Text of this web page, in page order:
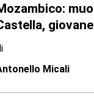
Micali